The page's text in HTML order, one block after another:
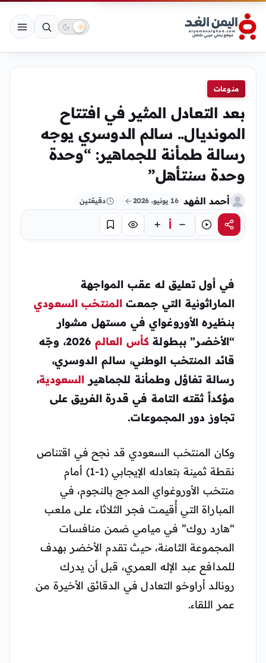
منوعات
بعد التعادل المثير في افتتاح
المونديال.. سالم الدوسري يوجه
رسالة طمأنة للجماهير: “وحدة
وحدة سنتأهل”
أحمد الفهد 16 يونيو، 2026 دقيقتين
مشاركةاستماع أ تركيز حفظ
في أول تعليق له عقب المواجهة
الماراثونية التي جمعت المنتخب السعودي
بنظيره الأوروغواي في مستهل مشوار
“الأخضر” ببطولةكأس العالم
2026، وجّه
قائد المنتخب الوطني، سالم الدوسري،
رسالة تفاؤل وطمأنة للجماهير السعودية،
مؤكداً ثقته التامة في قدرة الفريق على
تجاوز دور المجموعات.
وكان المنتخب السعودي قد نجح في اقتناص
نقطة ثمينة بتعادله الإيجابي (1-1) أمام
منتخب الأوروغواي المدجج بالنجوم، في
المباراة التي أُقيمت فجر الثلاثاء على ملعب
“هارد روك” في ميامي ضمن منافسات
المجموعة الثامنة، حيث تقدم الأخضر بهدف
للمدافع عبد الإله العمري، قبل أن يدرك
رونالد أراوخو التعادل في الدقائق الأخيرة من
عمر اللقاء.